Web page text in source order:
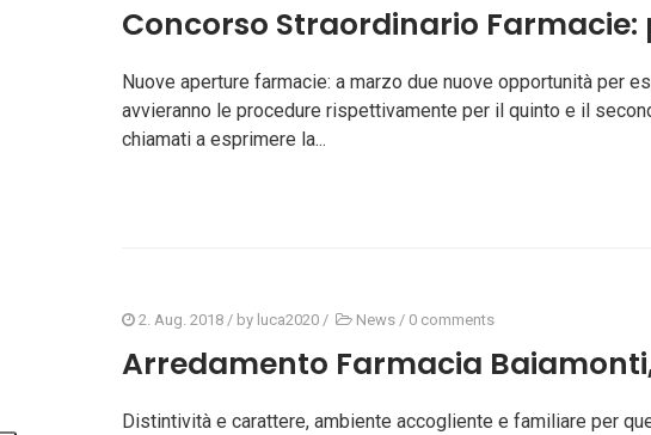
Concorso Straordinario
Nuove aperture farmacie: a marzo due nuove opportunità per
avvieranno le procedure rispettivamente per il quinto e il
chiamati a esprimere la...
2. Aug. 2018 / by luca2020 / News / 0 comments
Arredamento Farmacia
Distintività e carattere, ambiente accogliente e familiare per